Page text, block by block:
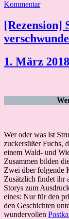
Kommentar
[Rezension]
1. März 2018
Wer oder was ist
zuckersüßer Fuchs,
einem Wald- und
Zusammen bilden
Zwei über folgende
Zusätzlich findet ihr
Storys zum
eines: Nur für den
den Geschichten
wundervollen